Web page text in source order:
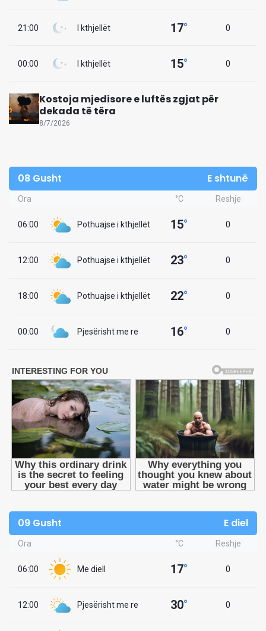
21:00 I kthjellët 17° 0
00:00 I kthjellët 15° 0
Kostoja mjedisore e luftës zgjat për
dekada të tëra
8/7/2026
08 Gusht E shtunë
Ora °C Reshje
06:00 Pothuajse i kthjellët 15° 0
12:00 Pothuajse i kthjellët 23° 0
18:00 Pothuajse i kthjellët 22° 0
00:00 Pjesërisht me re 16° 0
09 Gusht E diel
Ora °C Reshje
06:00 Me diell 17° 0
12:00 Pjesërisht me re 30° 0